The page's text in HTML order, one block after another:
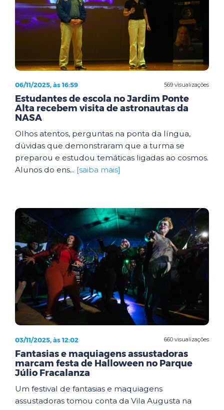
569 visualizações
06/11/2025, às 16:59
Estudantes de escola no Jardim Ponte
Alta recebem visita de astronautas da
NASA
Olhos atentos, perguntas na ponta da língua,
dúvidas que demonstraram que a turma se
preparou e estudou temáticas ligadas ao cosmos.
Alunos do ens... [saiba mais]
660 visualizações
03/11/2025, às 12:02
Fantasias e maquiagens assustadoras
marcam festa de Halloween no Parque
Júlio Fracalanza
Um festival de fantasias e maquiagens
assustadoras tomou conta da Vila Augusta na